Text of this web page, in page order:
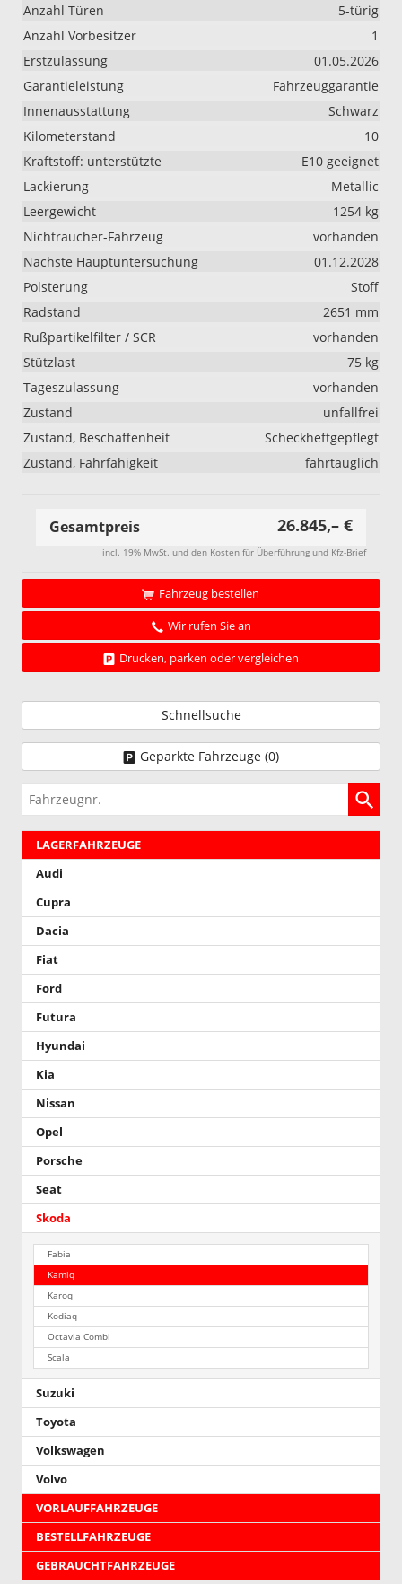
Anzahl Türen
5-türig
Anzahl Vorbesitzer
1
Erstzulassung
01.05.2026
Garantieleistung
Fahrzeuggarantie
Innenausstattung
Schwarz
Kilometerstand
10
Kraftstoff: unterstützte
E10 geeignet
Lackierung
Metallic
Leergewicht
1254 kg
Nichtraucher-Fahrzeug
vorhanden
Nächste Hauptuntersuchung
01.12.2028
Polsterung
Stoff
Radstand
2651 mm
Rußpartikelfilter / SCR
vorhanden
Stützlast
75 kg
Tageszulassung
vorhanden
Zustand
unfallfrei
Zustand, Beschaffenheit
Scheckheftgepflegt
Zustand, Fahrfähigkeit
fahrtauglich
Gesamtpreis 26.845,– €
incl. 19% MwSt. und den Kosten für Überführung und Kfz-Brief
Fahrzeug bestellen
Wir rufen Sie an
Drucken, parken oder vergleichen
Schnellsuche
Geparkte Fahrzeuge (0)
Fahrzeugnr.
LAGERFAHRZEUGE
Audi
Cupra
Dacia
Fiat
Ford
Futura
Hyundai
Kia
Nissan
Opel
Porsche
Seat
Skoda
Fabia
Kamiq
Karoq
Kodiaq
Octavia Combi
Scala
Suzuki
Toyota
Volkswagen
Volvo
VORLAUFFAHRZEUGE
BESTELLFAHRZEUGE
GEBRAUCHTFAHRZEUGE